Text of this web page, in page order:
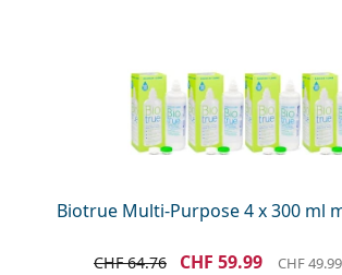
Biotrue Multi-Purpose 4 x 300 ml
CHF 64.76 CHF 59.99 CHF 49.99